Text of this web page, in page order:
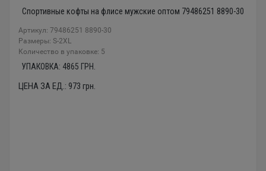
Спортивные кофты на флисе мужские оптом 79486251 8890-30
Артикул: 79486251 8890-30
Размеры: S-2XL
Количество в упаковке: 5
УПАКОВКА: 4865 ГРН.
ЦЕНА ЗА ЕД.: 973 грн.